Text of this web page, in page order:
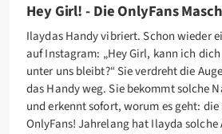
Hey Girl! - Die OnlyFans
Ilaydas Handy vibriert. Schon wieder
auf Instagram: „Hey Girl, kann ich
unter uns bleibt?“ Sie verdreht die
das Handy weg. Sie bekommt solche
und erkennt sofort, worum es geht:
OnlyFans! Jahrelang hat Ilayda